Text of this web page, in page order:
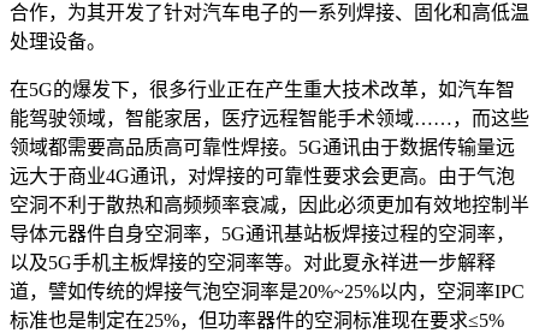
合作，为其开发了针对汽车电子的一系列焊接、固化和高低温
处理设备。
在5G的爆发下，很多行业正在产生重大技术改革，如汽车智
能驾驶领域，智能家居，医疗远程智能手术领域……，而这些
领域都需要高品质高可靠性焊接。5G通讯由于数据传输量远
远大于商业4G通讯，对焊接的可靠性要求会更高。由于气泡
空洞不利于散热和高频频率衰减，因此必须更加有效地控制半
导体元器件自身空洞率，5G通讯基站板焊接过程的空洞率，
以及5G手机主板焊接的空洞率等。对此夏永祥进一步解释
道，譬如传统的焊接气泡空洞率是20%~25%以内，空洞率IPC
标准也是制定在25%，但功率器件的空洞标准现在要求≤5%